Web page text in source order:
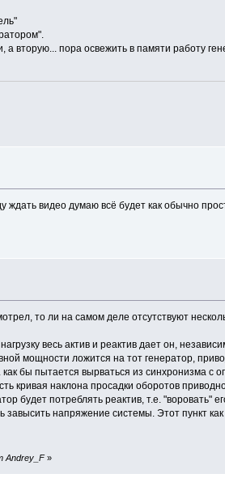
а вторую... пора освежить в памяти работу
ждать видео думаю всё будет как обычно
то ли на самом деле отсутствуют
весь актив и реактив дает он,
мощности ложится на тот генератор,
бы пытается вырваться из синхронизма с
кривая наклона просадки оборотов
будет потреблять реактив, т.е. "воровать"
завысить напряжение системы. Этот пункт
Andrey_F»